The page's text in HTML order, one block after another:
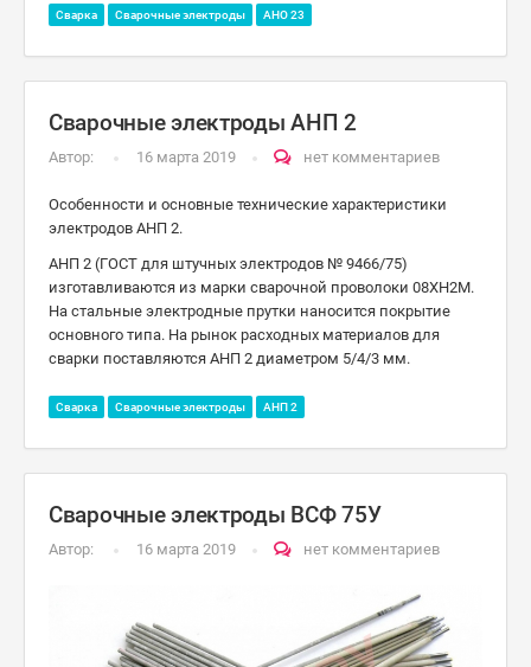
Сварка Сварочные электроды АНО 23
Сварочные электроды АНП 2
Автор: 16 марта 2019 нет комментариев
Особенности и основные технические характеристики
электродов АНП 2.
АНП 2 (ГОСТ для штучных электродов № 9466/75)
изготавливаются из марки сварочной проволоки 08ХН2М.
На стальные электродные прутки наносится покрытие
основного типа. На рынок расходных материалов для
сварки поставляются АНП 2 диаметром 5/4/3 мм.
Сварка Сварочные электроды АНП 2
Сварочные электроды ВСФ 75У
Автор: 16 марта 2019 нет комментариев